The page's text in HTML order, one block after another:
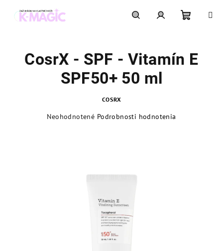
košík
CosrX - SPF - Vitamín E
SPF50+ 50 ml
COSRX
Neohodnotené Podrobnosti hodnotenia